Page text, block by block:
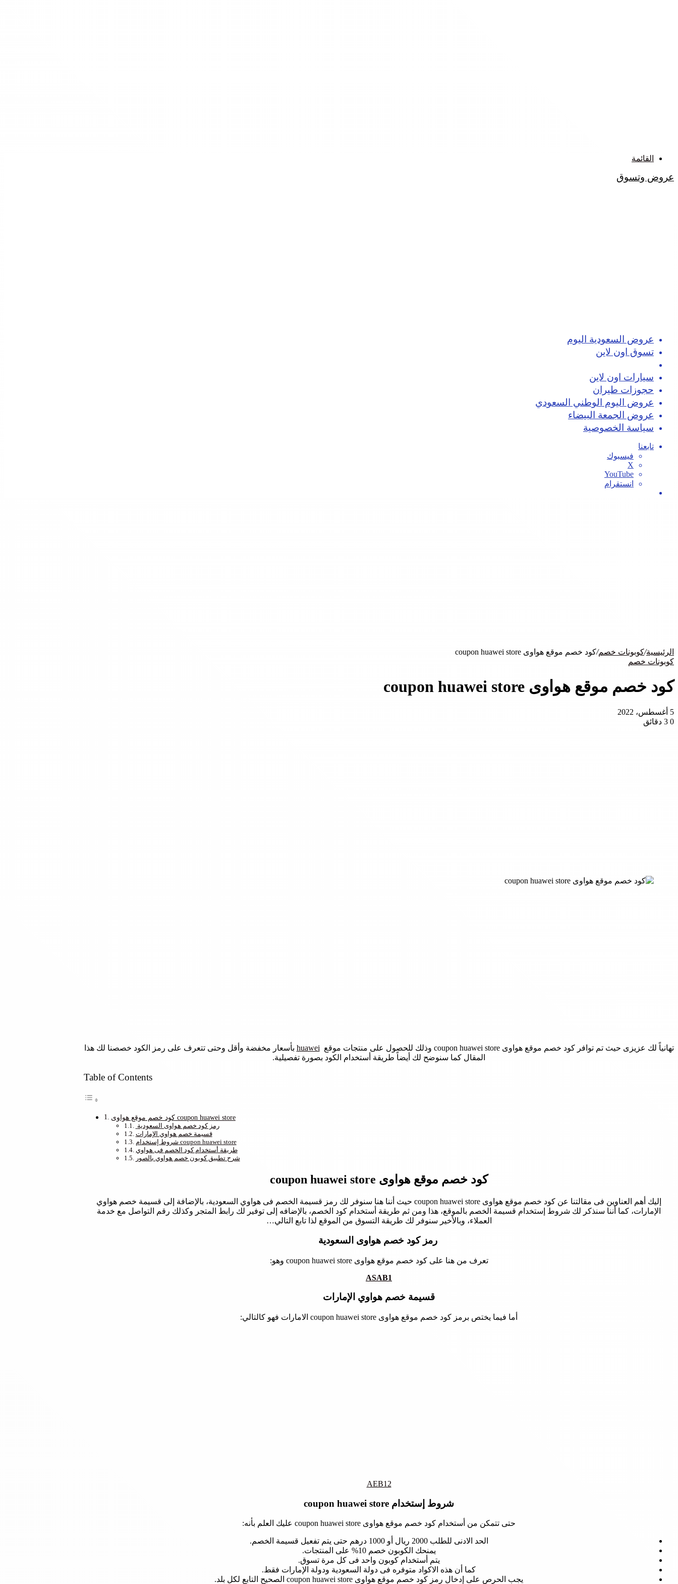
القائمة
عروض وتسوق
عروض السعودية اليوم
تسوق اون لاين
سيارات اون لاين
حجوزات طيران
عروض اليوم الوطني السعودي
عروض الجمعة البيضاء
سياسة الخصوصية
تابعنا
فيسبوك
‫X
‫YouTube
انستقرام
الرئيسية/كوبونات خصم/كود خصم موقع هواوى coupon huawei store
كوبونات خصم
كود خصم موقع هواوى coupon huawei store
5 أغسطس، 2022
0
تهانياً لك عزيزى حيث تم توافر كود خصم موقع هواوى coupon huawei store وذلك للحصول على منتجات موقع huawei بأسعار مخفضة وأقل وحتى تتعرف على رمز الكود خصصنا لك هذا
المقال كما سنوضح لك أيضاً طريقة أستخدام الكود بصورة تفصيلية.
Table of Contents
كود خصم موقع هواوى coupon huawei store
رمز كود خصم هواوى السعودية
قسيمة خصم هواوي الإمارات
شروط إستخدام coupon huawei store
طريقة أستخدام كود الخصم فى هواوي
شرح تطبيق كوبون خصم هواوي بالصور
كود خصم موقع هواوى coupon huawei store
إليك أهم العناوين فى مقالتنا عن كود خصم موقع هواوى coupon huawei store حيث أننا هنا سنوفر لك رمز قسيمة الخصم فى هواوي السعودية، بالإضافة إلى قسيمة خصم هواوي
الإمارات، كما أننا سنذكر لك شروط إستخدام قسيمة الخصم بالموقع، هذا ومن ثم طريقة أستخدام كود الخصم، بالإضافه إلى توفير لك رابط المتجر وكذلك رقم التواصل مع خدمة
العملاء، وبالأخير سنوفر لك طريقة التسوق من الموقع لذا تابع التالي…
رمز كود خصم هواوى السعودية
تعرف من هنا على كود خصم موقع هواوى coupon huawei store وهو:
ASAB1
قسيمة خصم هواوي الإمارات
أما فيما يختص برمز كود خصم موقع هواوى coupon huawei store الامارات فهو كالتالي:
AEB12
شروط إستخدام coupon huawei store
حتى تتمكن من أستخدام كود خصم موقع هواوى coupon huawei store عليك العلم بأنه:
الحد الادنى للطلب 2000 ريال أو 1000 درهم حتى يتم تفعيل قسيمة الخصم.
يمنحك الكوبون خصم 10% على المنتجات.
يتم أستخدام كوبون واحد فى كل مرة تسوق.
كما أن هذه الاكواد متوفره فى دولة السعودية ودولة الإمارات فقط.
يجب الحرص على إدخال رمز كود خصم موقع هواوى coupon huawei store الصحيح التابع لكل بلد.